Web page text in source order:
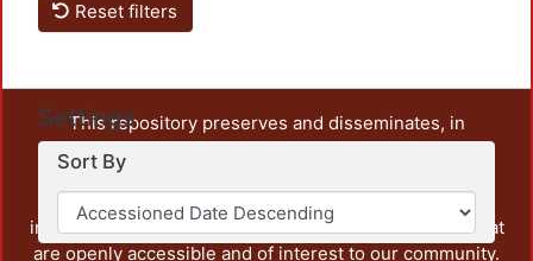
Reset filters
Settings
Sort By
This repository preserves and disseminates, in
unrestricted open access, the teaching and research
output of UAM Azcapotzalco. It also includes some
administrative and graphic documents from the
institution, as well as content from other institutions that
are openly accessible and of interest to our community.